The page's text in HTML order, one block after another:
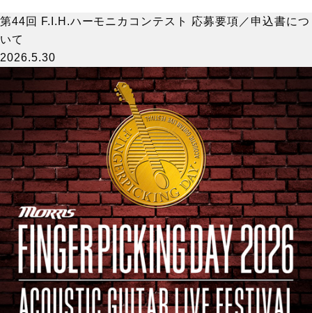
第44回 F.I.H.ハーモニカコンテスト 応募要項／申込書につ
いて
2026.5.30